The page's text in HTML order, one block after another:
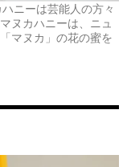
ニーは芸能人の方々
ヌカハニーは、ニュ
マヌカ」の花の蜜を